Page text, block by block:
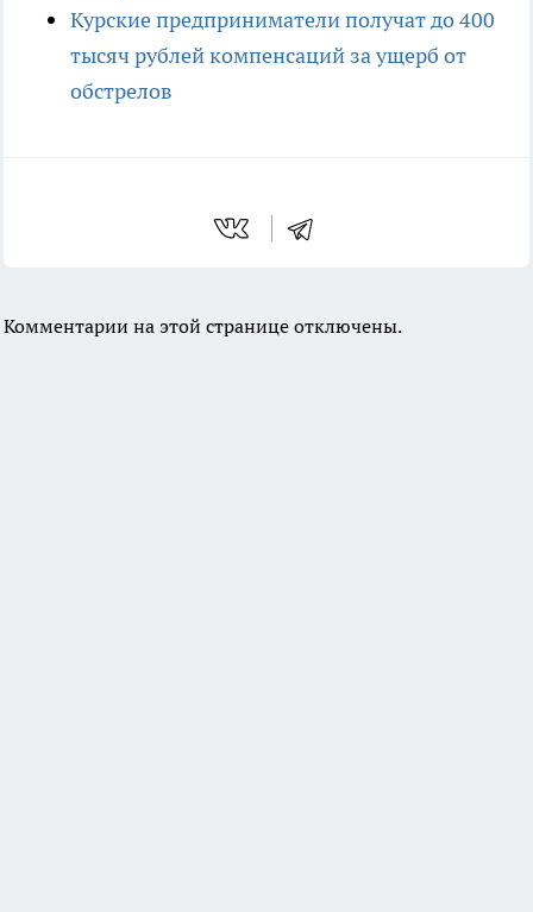
Курские предприниматели получат до 400
тысяч рублей компенсаций за ущерб от
обстрелов
Комментарии на этой странице отключены.